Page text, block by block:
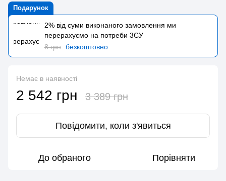
Подарунок
2% від суми виконаного замовлення ми
перерахуємо на потреби 3CУ
8 грн безкоштовно
Немає в наявності
2 542 грн 3 389 грн
Повідомити, коли з'явиться
До обраного Порівняти